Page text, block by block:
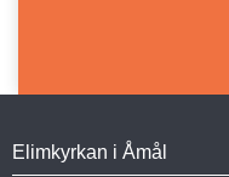
Elimkyrkan i Åmål